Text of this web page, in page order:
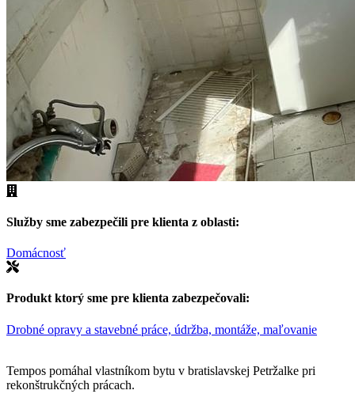
Služby sme zabezpečili pre klienta z oblasti:
Domácnosť
Produkt ktorý sme pre klienta zabezpečovali:
Drobné opravy a stavebné práce, údržba, montáže, maľovanie
Tempos pomáhal vlastníkom bytu v bratislavskej Petržalke pri
rekonštrukčných prácach.